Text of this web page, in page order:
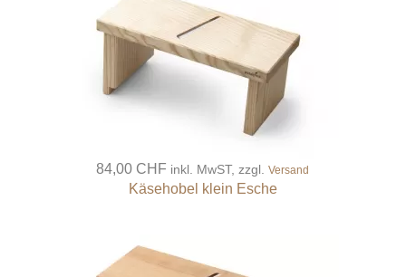
84,00 CHF inkl. MwST, zzgl.Versand
Käsehobel klein Esche